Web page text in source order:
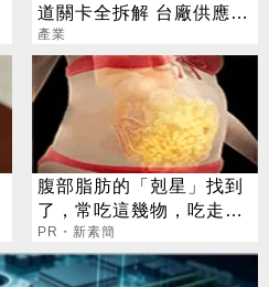
道關卡全拆解 台廠供應鏈
陣容曝光
產業
腹部脂肪的「剋星」找到
了，常吃這幾物，吃走大
肚囊，瘦出小蠻腰
PR・新素簡